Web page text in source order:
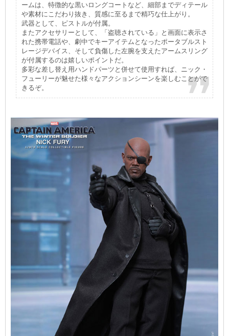
ームは、特徴的な黒いロングコートなど、細部までディテール
や素材にこだわり抜き、質感に至るまで精巧な仕上がり。
武器として、ピストルが付属。
またアクセサリーとして、「盗聴されている」と画面に表示さ
れた携帯電話や、劇中でキーアイテムとなったポータブルスト
レージデバイス、そして負傷した左腕を支えたアームスリング
が付属するのは嬉しいポイントだ。
多彩な差し替え用ハンドパーツと併せて使用すれば、ニック・
フューリーが魅せた様々なアクションシーンを楽しむことがで
きるぞ。